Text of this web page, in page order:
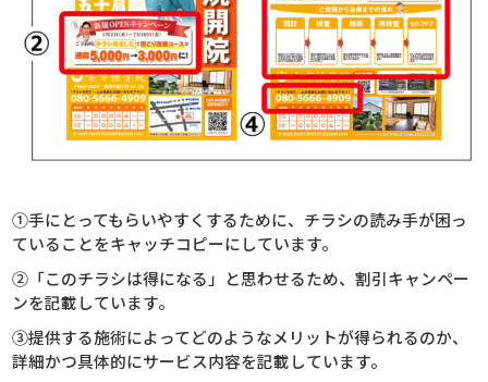
①手にとってもらいやすくするために、チラシの読み手が困っ
ていることをキャッチコピーにしています。
②「このチラシは得になる」と思わせるため、割引キャンペー
ンを記載しています。
③提供する施術によってどのようなメリットが得られるのか、
詳細かつ具体的にサービス内容を記載しています。